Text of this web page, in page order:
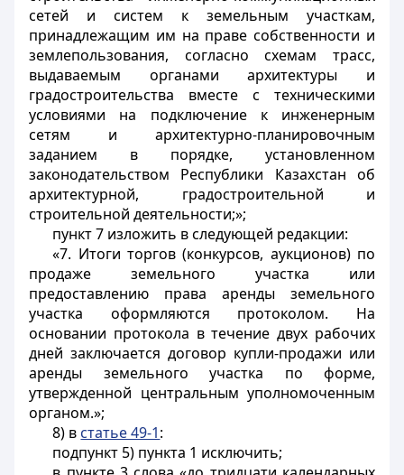
сетей и систем к земельным участкам,
принадлежащим им на праве собственности и
землепользования, согласно схемам трасс,
выдаваемым органами архитектуры и
градостроительства вместе с техническими
условиями на подключение к инженерным
сетям и архитектурно-планировочным
заданием в порядке, установленном
законодательством Республики Казахстан об
архитектурной, градостроительной и
строительной деятельности;»;
пункт 7 изложить в следующей редакции:
«7. Итоги торгов (конкурсов, аукционов) по
продаже земельного участка или
предоставлению права аренды земельного
участка оформляются протоколом. На
основании протокола в течение двух рабочих
дней заключается договор купли-продажи или
аренды земельного участка по форме,
утвержденной центральным уполномоченным
органом.»;
8) в статье 49-1:
подпункт 5) пункта 1 исключить;